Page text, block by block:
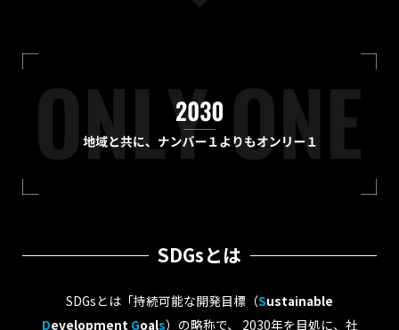
SDGsとは
SDGsとは「持続可能な開発目標（Sustainable
Development Goals）の略称で、
2030年を目処に、社